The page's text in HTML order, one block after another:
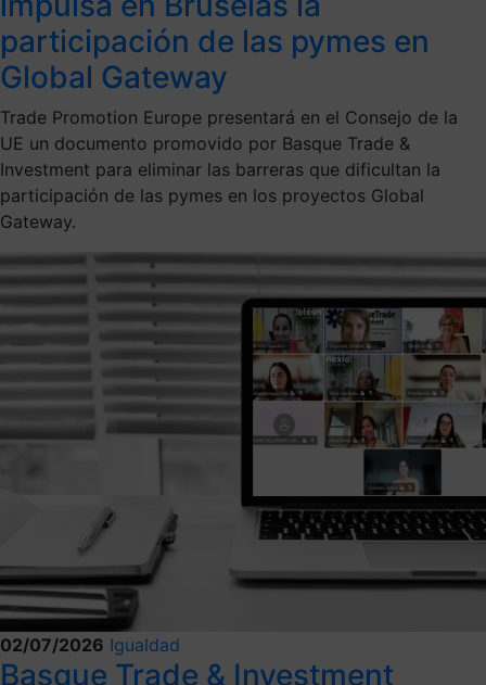
participación de las pymes en
Global Gateway
Trade Promotion Europe presentará en el Consejo de la
UE un documento promovido por Basque Trade &
Investment para eliminar las barreras que dificultan la
participación de las pymes en los proyectos Global
Gateway.
02/07/2026 Igualdad
Basque Trade & Investment